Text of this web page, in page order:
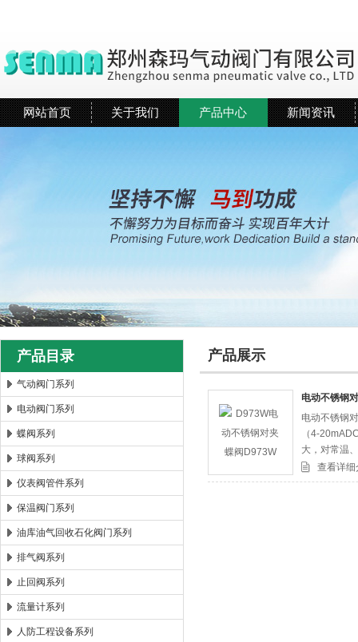
郑州森玛自控阀门有限公司
网站首页 关于我们 产品中心 新闻资讯
产品目录
气动阀门系列
电动阀门系列
蝶阀系列
球阀系列
仪表阀管件系列
保温阀门系列
油库油气回收石化阀门系列
排气阀系列
止回阀系列
流量计系列
人防工程设备系列
产品展示
电动不锈钢
电动不锈钢
（4-
大，对常温
选用三偏心
查看详细